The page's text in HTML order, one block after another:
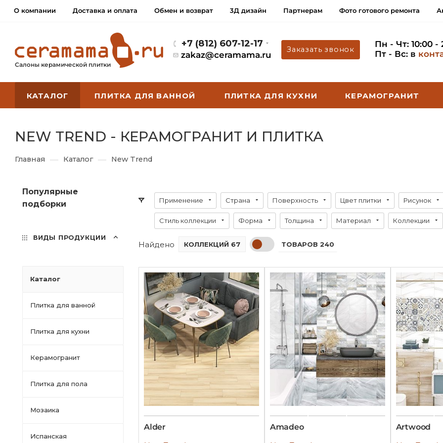
О компании Доставка и оплата Обмен и возврат 3Д дизайн Партнерам Фото готового ремонта
Салоны керамической плитки
+7 (812) 607-12-17
zakaz@ceramama.ru
Заказать звонок
Пн - Чт: 10:00 -
Пт - Вс: в
КАТАЛОГ ПЛИТКА ДЛЯ ВАННОЙ ПЛИТКА ДЛЯ КУХНИ КЕРАМОГРАНИТ
NEW TREND - КЕРАМОГРАНИТ И ПЛИТКА
Главная — Каталог — New Trend
Популярные
подборки
ВИДЫ ПРОДУКЦИИ
Каталог
Плитка для ванной
Плитка для кухни
Керамогранит
Плитка для пола
Мозаика
Испанская
Применение Страна Поверхность Цвет плитки Рисунок
Стиль коллекции Форма Толщина Материал Коллекции
Найдено КОЛЛЕКЦИЙ 67 ТОВАРОВ 240
Alder
Amadeo
Artwood